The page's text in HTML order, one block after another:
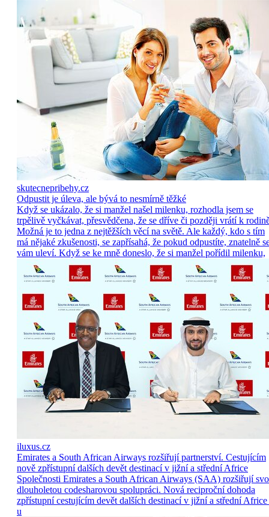
skutecnepribehy.cz
Odpustit je úleva, ale bývá to nesmírně těžké
Když se ukázalo, že si manžel našel milenku, rozhodla jsem se
trpělivě vyčkávat, přesvědčena, že se dříve či později vrátí k
Možná je to jedna z nejtěžších věcí na světě. Ale každý, kdo s tím
má nějaké zkušenosti, se zapřísahá, že pokud odpustíte, znatelně
vám uleví. Když se ke mně doneslo, že si manžel pořídil milenku,
iluxus.cz
Emirates a South African Airways rozšiřují partnerství. Cestujícím
nově zpřístupní dalších devět destinací v jižní a střední Africe
Společnosti Emirates a South African Airways (SAA) rozšiřují
dlouholetou codesharovou spolupráci. Nová reciproční dohoda
zpřístupní cestujícím devět dalších destinací v jižní a střední Africe
u